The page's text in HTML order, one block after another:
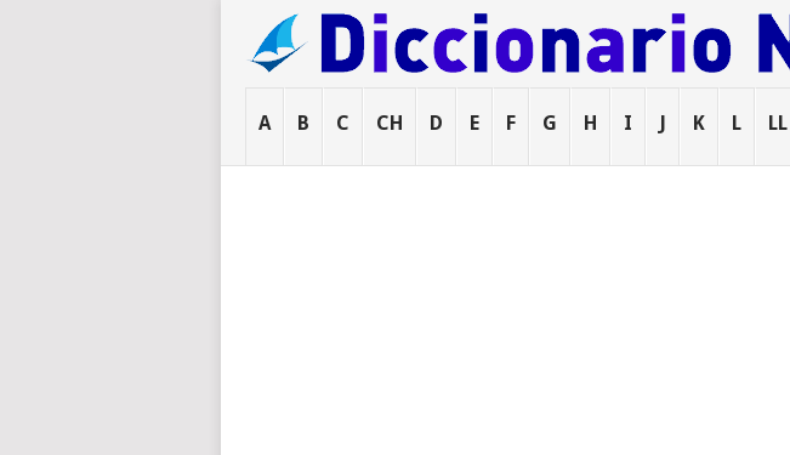
A B C CH D E F G H I J K L LL